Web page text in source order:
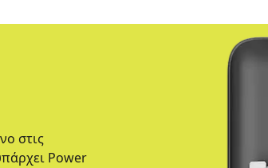
στις
Power